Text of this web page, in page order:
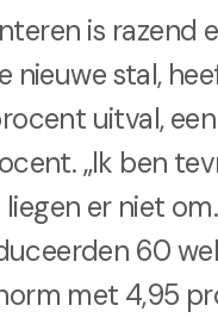
is razend
nieuwe stal,
uitval,
„Ik ben
er niet
60
met 4,95